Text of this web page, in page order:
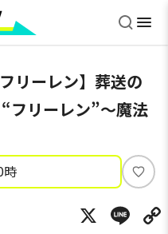
リーレン】葬送の
フリーレン”～魔法
時
い
ね
X